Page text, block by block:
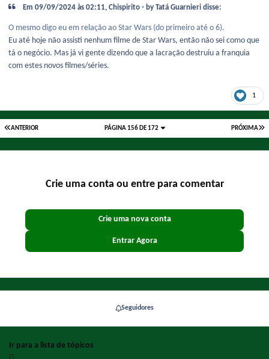
Em 09/09/2024 às 02:11, Chispirito - by Tatá Guarnieri disse:
O mesmo digo eu em relação ao Star Wars (do primeiro até o 6).
Eu até hoje não assisti nenhum filme de Star Wars, então não sei como que
tá o negócio. Mas já vi gente dizendo que a lacração destruiu a franquia
com estes novos filmes/séries.
1
ANTERIOR PRÓXIMA
PÁGINA 156 DE 172
Crie uma conta ou entre para comentar
Crie uma nova conta
Entrar Agora
Seguidores
Ir para a lista de tópicos